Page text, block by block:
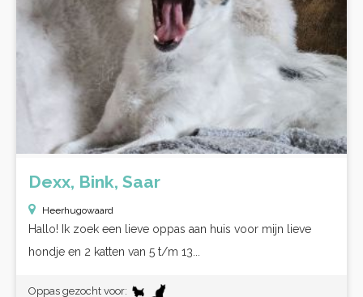
Dexx, Bink, Saar
Heerhugowaard
Hallo! Ik zoek een lieve oppas aan huis voor mijn lieve
hondje en 2 katten van 5 t/m 13...
Oppas gezocht voor: